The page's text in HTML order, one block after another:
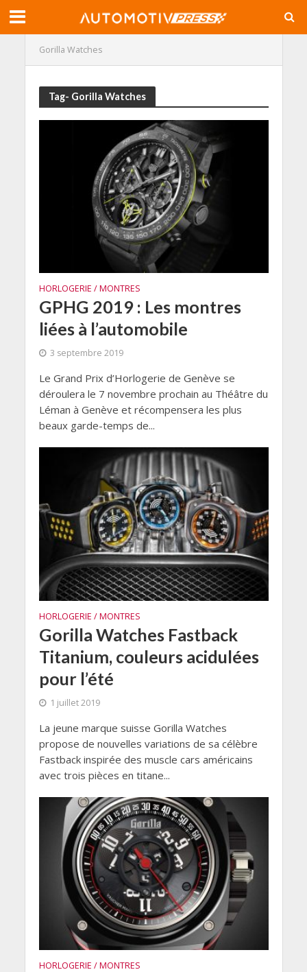
Gorilla Watches
Tag- Gorilla Watches
HORLOGERIE / MONTRES
GPHG 2019 : Les montres
liées à l’automobile
3 septembre 2019
Le Grand Prix d’Horlogerie de Genève se
déroulera le 7 novembre prochain au Théâtre du
Léman à Genève et récompensera les plus
beaux garde-temps de...
HORLOGERIE / MONTRES
Gorilla Watches Fastback
Titanium, couleurs acidulées
pour l’été
1 juillet 2019
La jeune marque suisse Gorilla Watches
propose de nouvelles variations de sa célèbre
Fastback inspirée des muscle cars américains
avec trois pièces en titane...
HORLOGERIE / MONTRES